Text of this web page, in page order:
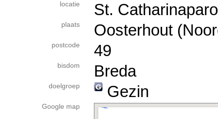
locatie St.
plaats Oosterhout
postcode 49
bisdom Breda
doelgroep Gezin
Google map